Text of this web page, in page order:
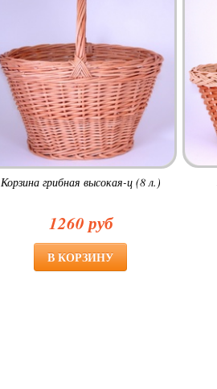
Корзина грибная высокая-ц (8 л.)
1260 руб